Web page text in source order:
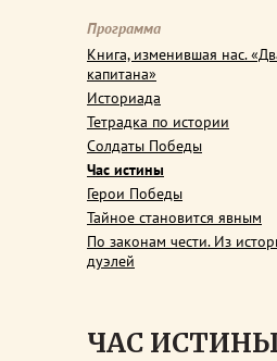
Программа
Книга, изменившая нас.
капитана»
Историада
Тетрадка по истории
Солдаты Победы
Час истины
Герои Победы
Тайное становится явным
По законам чести. Из
дуэлей
ЧАС